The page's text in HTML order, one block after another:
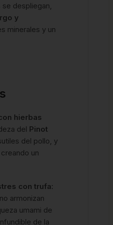
despliegan,
y
minerales y un
hierbas
del Pinot
del pollo, y
un
con trufa:
armonizan
umami de
de la